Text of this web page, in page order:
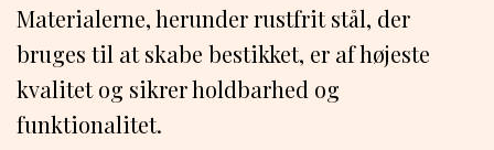
Materialerne, herunder rustfrit stål, der
bruges til at skabe bestikket, er af højeste
kvalitet og sikrer holdbarhed og
funktionalitet.